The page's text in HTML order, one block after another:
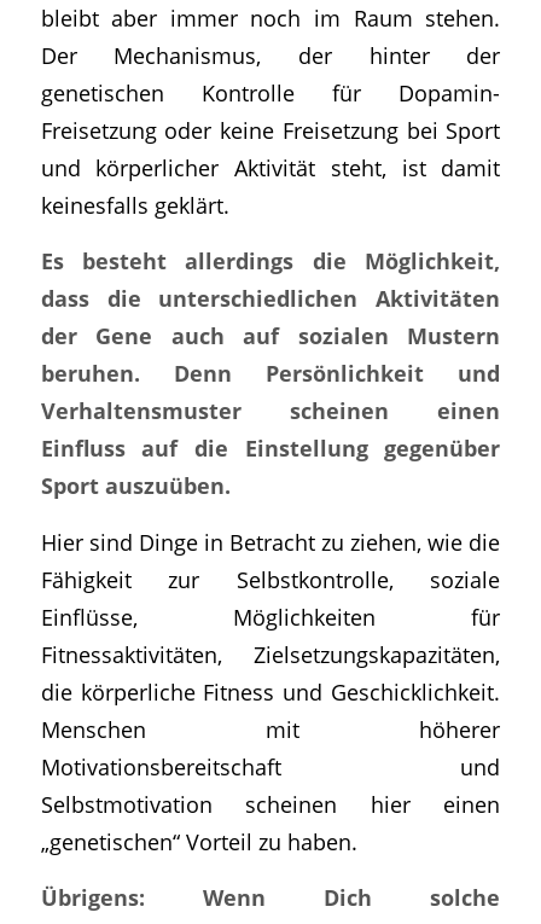
bleibt aber immer noch im Raum stehen.
Der Mechanismus, der hinter der
genetischen Kontrolle für Dopamin-
Freisetzung oder keine Freisetzung bei Sport
und körperlicher Aktivität steht, ist damit
keinesfalls geklärt.
Es besteht allerdings die Möglichkeit,
dass die unterschiedlichen Aktivitäten
der Gene auch auf sozialen Mustern
beruhen. Denn Persönlichkeit und
Verhaltensmuster scheinen einen
Einfluss auf die Einstellung gegenüber
Sport auszuüben.
Hier sind Dinge in Betracht zu ziehen, wie die
Fähigkeit zur Selbstkontrolle, soziale
Einflüsse, Möglichkeiten für
Fitnessaktivitäten, Zielsetzungskapazitäten,
die körperliche Fitness und Geschicklichkeit.
Menschen mit höherer
Motivationsbereitschaft und
Selbstmotivation scheinen hier einen
„genetischen“ Vorteil zu haben.
Übrigens: Wenn Dich solche